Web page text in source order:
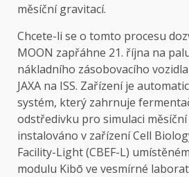
měsíční gravitací.
Chcete-li se o tomto procesu
MOON zapřáhne 21. října na
nákladního zásobovacího
JAXA na ISS. Zařízení je
systém, který zahrnuje
odstředivku pro simulaci
instalováno v zařízení Cell
Facility-Light (CBEF-L)
modulu Kibō ve vesmírné